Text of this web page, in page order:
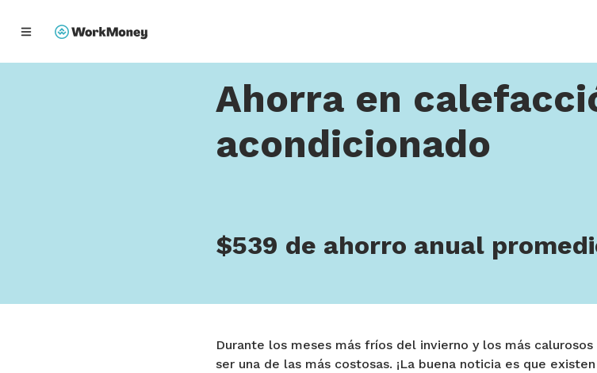
principal
Ahorra en
acondicionado
$539 de ahorro anual
Durante los meses más fríos del invierno y los más
ser una de las más costosas. ¡La buena noticia es que